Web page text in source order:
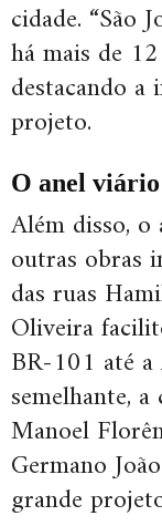
cidade. “São
há mais de
destacando
projeto.
O anel viário
Além disso,
outras obras
das ruas
Oliveira
BR-101 até
semelhante,
Manoel
Germano
grande